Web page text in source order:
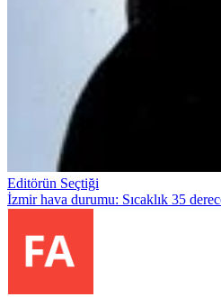
Editörün Seçtiği
İzmir hava durumu: Sıcaklık 35